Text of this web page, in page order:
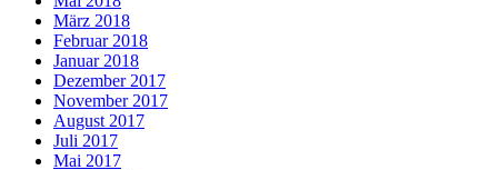
März 2018
Februar 2018
Januar 2018
Dezember 2017
November 2017
August 2017
Juli 2017
Mai 2017